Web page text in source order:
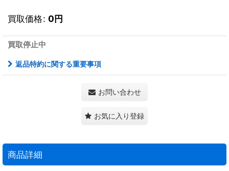
買取価格: 0円
買取停止中
返品特約に関する重要事項
お問い合わせ
お気に入り登録
商品詳細